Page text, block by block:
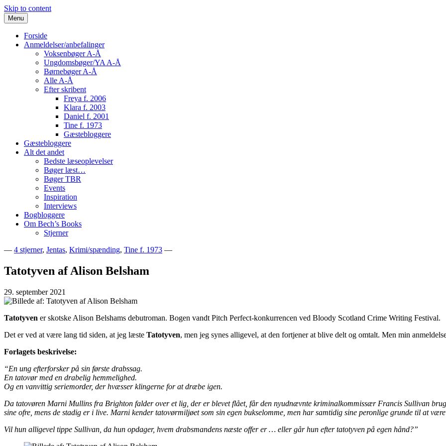
Skip to content
Menu
Forside
Anmeldelser/anbefalinger
Voksenbøger A-Å
Ungdomsbøger/YA A-Å
Børnebøger A-Å
Alle A-Å
Efter skribent
Freya f. 2006
Klara f. 2003
Daniel f. 2001
Tine f. 1973
Gæstebloggere
Gæstebloggere
Alt det andet
Bedste læseoplevelser
Bøger læst…
Bøger TBR
Events
Inspiration
Interviews
Bogbloggere
Om Bech’s Books
Stjerner
Bech's Books
— 4 stjerner, Jentas, Krimi/spænding, Tine f. 1973 —
Tatotyven af Alison Belsham
29. september 2021
Tatotyven er skotske Alison Belshams debutroman. Bogen vandt Pitch Perfect-konkurrencen ved Bloody Scotland Crime Writing Festival.
Det er ved at være lang tid siden, at jeg læste Tatotyven, men jeg synes alligevel, at den fortjener at blive delt og omtalt. Men min
Forlagets beskrivelse:
“En ung efterforsker på sin første drabssag.
En tatovør med en drabelig hemmelighed.
Og en vanvittig seriemorder, der hvæsser klingerne for at dræbe igen.
Da tatovøren Marni Mullins fra Brighton falder over et lig, der er blevet flået, får den nyudnævnte kriminalkommissær Francis Sullivan
sine ofre, mens de stadig er i live. Marni kender tatovørmiljøet som sin egen bukselomme, men har samtidig sine peronlige grunde til at
Vil hun alligevel tippe Sullivan, da hun opdager, hvem drabsmandens næste offer er … eller går hun efter tatotyven på egen hånd?”